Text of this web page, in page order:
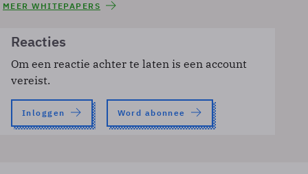
MEER WHITEPAPERS
Reacties
Om een reactie achter te laten is een account
vereist.
Inloggen Word abonnee